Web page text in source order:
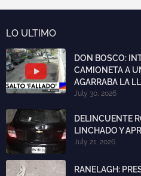
LO ULTIMO
DON BOSCO:
CAMIONETA A
AGARRABA LA
July 30, 2026
DELINCUENTE
LINCHADO Y
July 21, 2026
RANELAGH: